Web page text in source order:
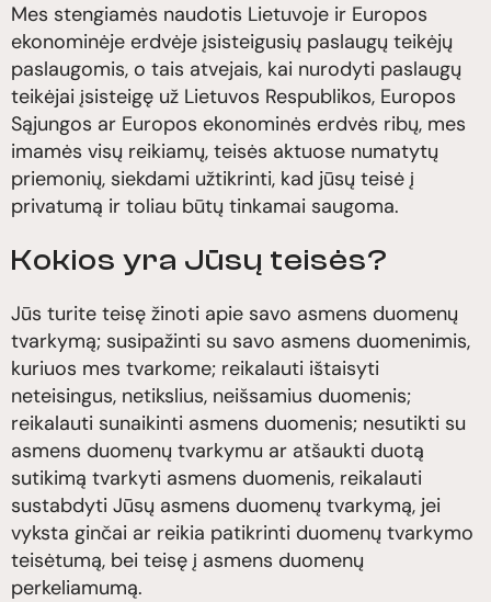
Mes stengiamės naudotis Lietuvoje ir Europos
ekonominėje erdvėje įsisteigusių paslaugų teikėjų
paslaugomis, o tais atvejais, kai nurodyti paslaugų
teikėjai įsisteigę už Lietuvos Respublikos, Europos
Sąjungos ar Europos ekonominės erdvės ribų, mes
imamės visų reikiamų, teisės aktuose numatytų
priemonių, siekdami užtikrinti, kad jūsų teisė į
privatumą ir toliau būtų tinkamai saugoma.
Kokios yra Jūsų teisės?
Jūs turite teisę žinoti apie savo asmens duomenų
tvarkymą; susipažinti su savo asmens duomenimis,
kuriuos mes tvarkome; reikalauti ištaisyti
neteisingus, netikslius, neišsamius duomenis;
reikalauti sunaikinti asmens duomenis; nesutikti su
asmens duomenų tvarkymu ar atšaukti duotą
sutikimą tvarkyti asmens duomenis, reikalauti
sustabdyti Jūsų asmens duomenų tvarkymą, jei
vyksta ginčai ar reikia patikrinti duomenų tvarkymo
teisėtumą, bei teisę į asmens duomenų
perkeliamumą.